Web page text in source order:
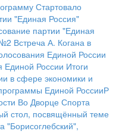
Стартовало
"Единая Россия"
партии "Единая
Встреча А. Когана в
Единой России
Единой России Итоги
в сфере экономики и
Единой РоссииР
Во Дворце Спорта
стол, посвящённый теме
"Борисоглебский",